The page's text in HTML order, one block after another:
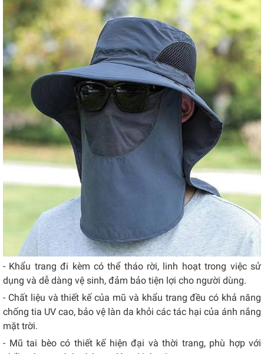
- Khẩu trang đi kèm có thể tháo rời, linh hoạt trong việc sử
dụng và dễ dàng vệ sinh, đảm bảo tiện lợi cho người dùng.
- Chất liệu và thiết kế của mũ và khẩu trang đều có khả năng
chống tia UV cao, bảo vệ làn da khỏi các tác hại của ánh nắng
mặt trời.
- Mũ tai bèo có thiết kế hiện đại và thời trang, phù hợp với